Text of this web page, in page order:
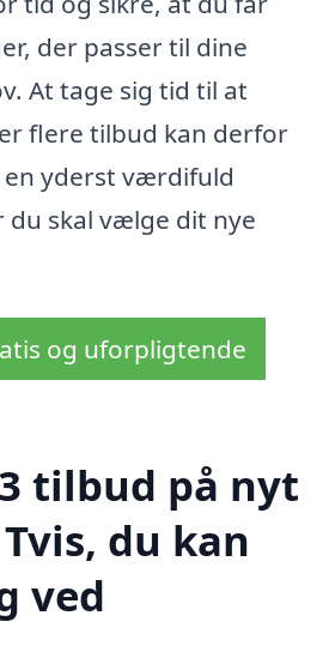
der passer til dine
At tage sig tid til at
flere tilbud kan derfor
yderst værdifuld
du skal vælge dit nye
og uforpligtende
tilbud på nyt
du kan
ved